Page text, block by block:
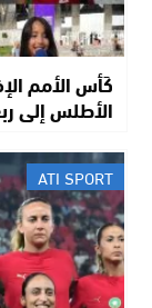
الأطلس إلى
ATI SPORT